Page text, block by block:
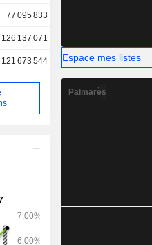
77 095 833
126 137 071
121 673 544 Espace mes listes
Palmarès